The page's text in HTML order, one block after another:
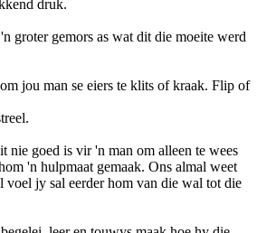
druk.
groter gemors as wat dit die moeite werd
jou man se eiers te klits of kraak. Flip of
nie goed is vir 'n man om alleen te wees
'n hulpmaat gemaak. Ons almal weet
voel jy sal eerder hom van die wal tot die